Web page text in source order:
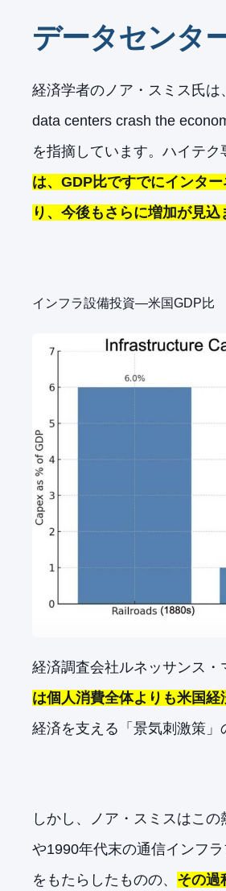
データセンタ
経済学者のノア・スミス氏は
data centers crash the
を指摘しています。ハイテク
は、GDP比ですでにインタ
り、今後もさらに増加が見込
インフラ設備投資―米国GDP比
経済調査会社ルネッサンス・
は個人消費全体よりも米国
経済を支える「景気刺激策」
しかし、ノア・スミスはこ
や1990年代末の通信インフ
をもたらしたものの、 その過